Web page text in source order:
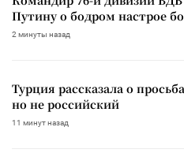
Путину о бодром настрое
2 минуты назад
Турция рассказала о
но не российский
11 минут назад